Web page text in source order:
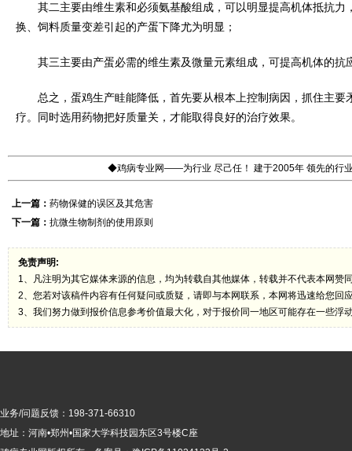
其二主要由维生素和必须氨基酸组成，可以明显提高机体抵抗力
换、饲料质量变差引起的产蛋下降尤为明显；
其三主要由产蛋必需的维生素及微量元素组成，可提高机体的抗
总之，蛋鸡生产眭能降低，首先要从根本上控制病因，抓住主要
疗。同时选用药物把好质量关，才能取得良好的治疗效果。
◆鸡病专业网——为行业 尽己任！ 建于2005年 领先的行
上一篇： 药物保健的误区及其危害
下一篇： 抗微生物制剂的使用原则
免责声明:
1、凡注明为其它媒体来源的信息，均为转载自其他媒体，转载并不代表本网赞
2、您若对该稿件内容有任何疑问或质疑，请即与本网联系，本网将迅速给您回
3、我们努力做到报价信息参考价值最大化，对于报价同一地区可能存在一些浮
业务/问题反馈：198-371-66310
地址：河南•郑州•国家大学科技园东区3号楼C座